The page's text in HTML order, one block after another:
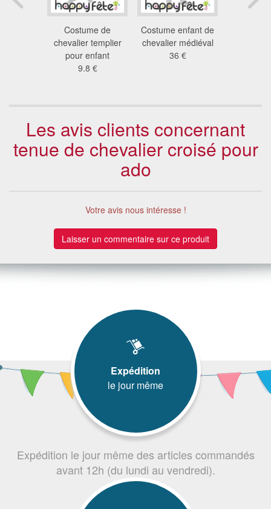
Costume de
chevalier templier
pour enfant
9.8 €
Costume enfant de
chevalier médiéval
36 €
Les avis clients concernant
tenue de chevalier croisé pour
ado
Votre avis nous intéresse !
Laisser un commentaire sur ce produit
Expédition
le jour même
Expédition le jour même des articles commandés
avant 12h (du lundi au vendredi).